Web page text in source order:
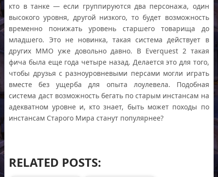
кто в танке — если группируются два персонажа, один
высокого уровня, другой низкого, то будет возможность
временно понижать уровень старшего товарища до
младшего. Это не новинка, такая система действует в
других ММО уже довольно давно. В Everquest 2 такая
фича была еще года четыре назад. Делается это для того,
чтобы друзья с разноуровневыми персами могли играть
вместе без ущерба для опыта лоулевела. Подобная
система даст возможность бегать по старым инстансам на
адекватном уровне и, кто знает, быть может походы по
инстансам Старого Мира станут популярнее?
RELATED POSTS: